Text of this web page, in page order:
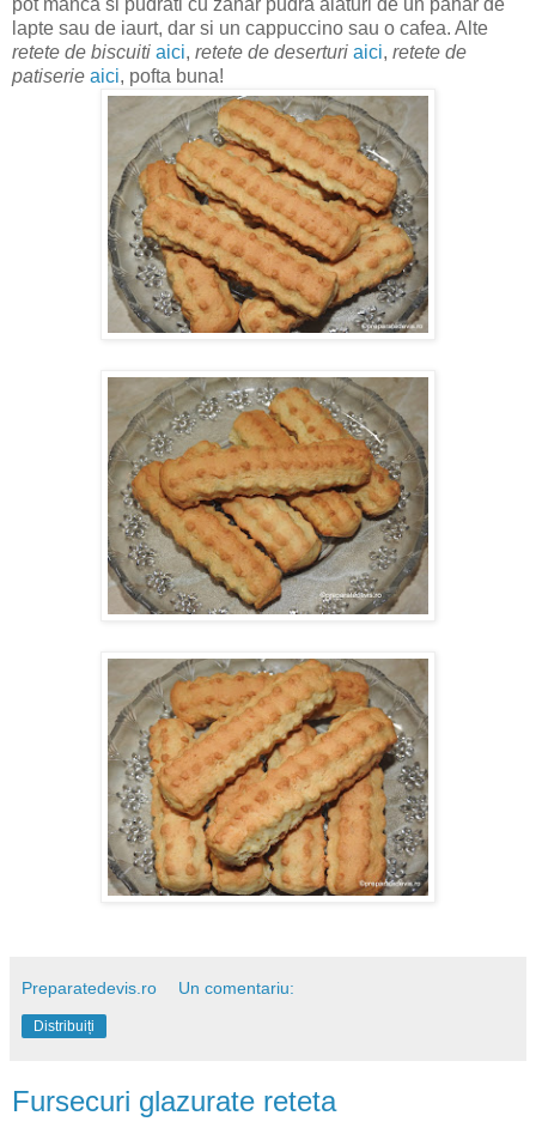
lapte sau de iaurt, dar si un cappuccino sau o cafea. Alte
retete de biscuiti aici, retete de deserturi aici, retete de
patiserie aici, pofta buna!
Preparatedevis.ro Un comentariu:
Distribuiți
Fursecuri glazurate reteta